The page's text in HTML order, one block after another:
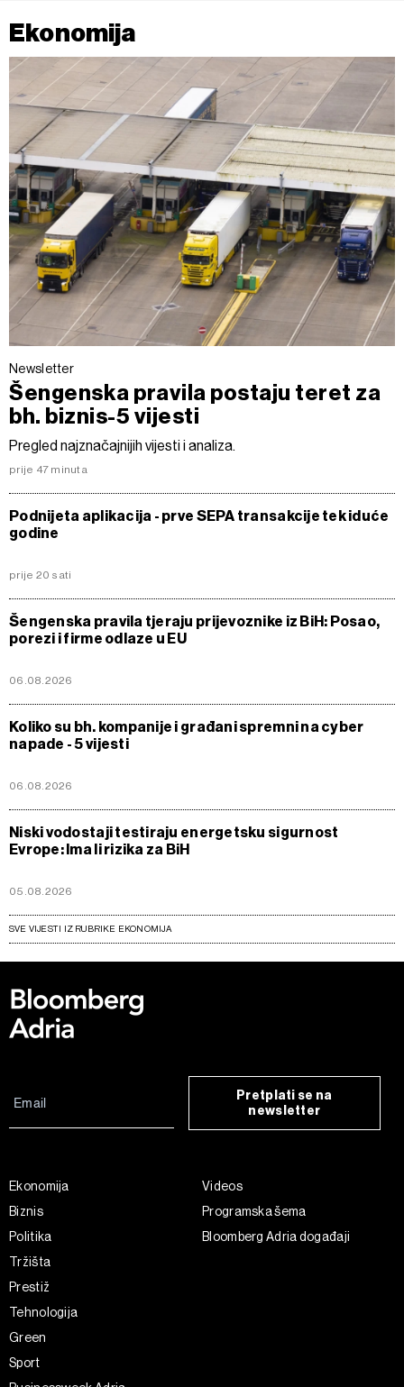
Ekonomija
Newsletter
Šengenska pravila postaju teret za
bh. biznis-5 vijesti
Pregled najznačajnijih vijesti i analiza.
prije 47 minuta
Podnijeta aplikacija - prve SEPA transakcije tek iduće
godine
prije 20 sati
Šengenska pravila tjeraju prijevoznike iz BiH: Posao,
porezi i firme odlaze u EU
06.08.2026
Koliko su bh. kompanije i građani spremni na cyber
napade - 5 vijesti
06.08.2026
Niski vodostaji testiraju energetsku sigurnost
Evrope: Ima li rizika za BiH
05.08.2026
SVE VIJESTI IZ RUBRIKE EKONOMIJA
Pretplati se na
newsletter
Ekonomija
Biznis
Politika
Tržišta
Prestiž
Tehnologija
Green
Sport
Videos
Programska šema
Bloomberg Adria događaji